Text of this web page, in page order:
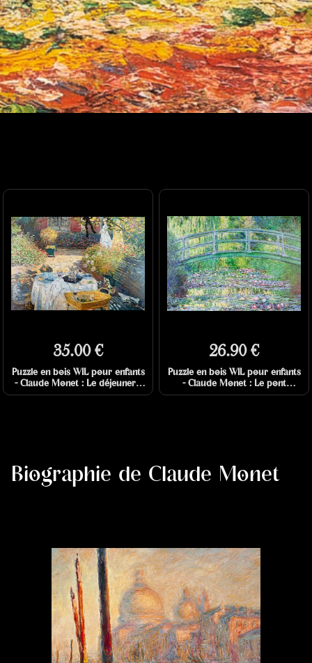
35.00 €
Puzzle en bois WIL pour enfants
- Claude Monet : Le déjeuner -
100 pièces
26.90 €
Puzzle en bois WIL pour enfants
- Claude Monet : Le pont
japonais - 24 pièces
Biographie de Claude Monet